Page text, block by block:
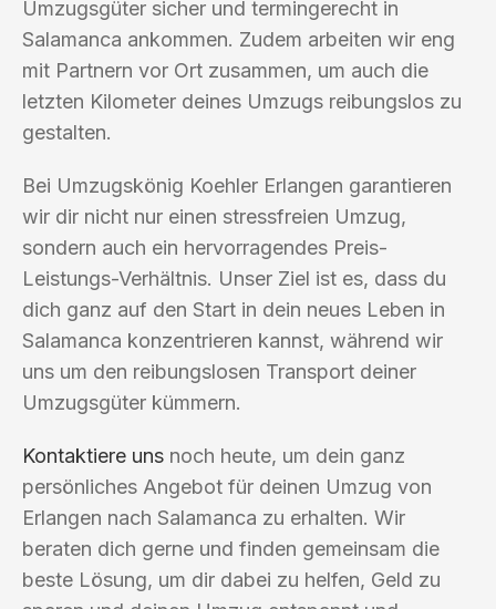
Umzugsgüter sicher und termingerecht in
Salamanca ankommen. Zudem arbeiten wir eng
mit Partnern vor Ort zusammen, um auch die
letzten Kilometer deines Umzugs reibungslos zu
gestalten.
Bei Umzugskönig Koehler Erlangen garantieren
wir dir nicht nur einen stressfreien Umzug,
sondern auch ein hervorragendes Preis-
Leistungs-Verhältnis. Unser Ziel ist es, dass du
dich ganz auf den Start in dein neues Leben in
Salamanca konzentrieren kannst, während wir
uns um den reibungslosen Transport deiner
Umzugsgüter kümmern.
Kontaktiere uns noch heute, um dein ganz
persönliches Angebot für deinen Umzug von
Erlangen nach Salamanca zu erhalten. Wir
beraten dich gerne und finden gemeinsam die
beste Lösung, um dir dabei zu helfen, Geld zu